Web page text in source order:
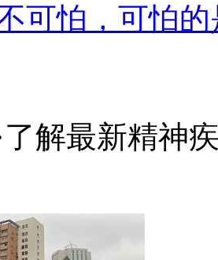
可怕，可怕
了解最新精神